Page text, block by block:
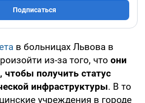
Подписаться
в больницах Львова в
из-за того, что они
чтобы получить статус
инфраструктуры. В то
учреждения в городе